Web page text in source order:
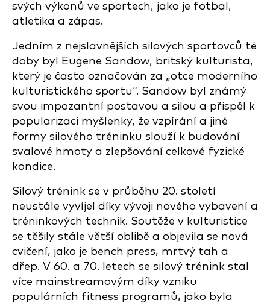
svých výkonů ve sportech, jako je fotbal,
atletika a zápas.
Jedním z nejslavnějších silových sportovců té
doby byl Eugene Sandow, britský kulturista,
který je často označován za „otce moderního
kulturistického sportu“. Sandow byl známý
svou impozantní postavou a silou a přispěl k
popularizaci myšlenky, že vzpírání a jiné
formy silového tréninku slouží k budování
svalové hmoty a zlepšování celkové fyzické
kondice.
Silový trénink se v průběhu 20. století
neustále vyvíjel díky vývoji nového vybavení a
tréninkových technik. Soutěže v kulturistice
se těšily stále větší oblibě a objevila se nová
cvičení, jako je bench press, mrtvý tah a
dřep. V 60. a 70. letech se silový trénink stal
více mainstreamovým díky vzniku
populárních fitness programů, jako byla